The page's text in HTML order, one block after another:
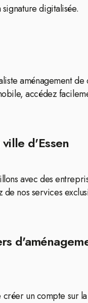
digitalisée.
aménagement
accédez
d'Essen
avec des
nos services
créer un compte sur